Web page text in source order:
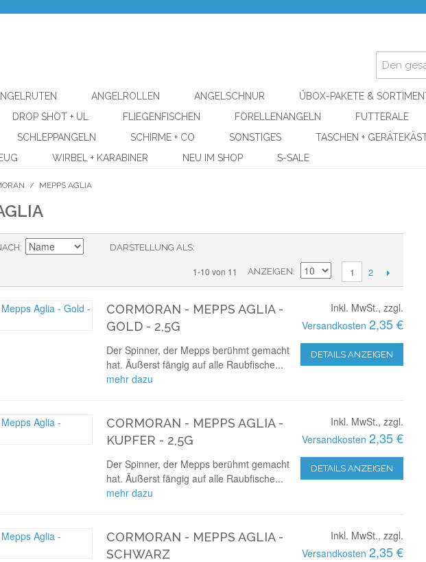
ANGELROLLEN ANGELSCHNUR ÜBOX-PAKETE &
DROP SHOT + UL FLIEGENFISCHEN FORELLENANGELN FUTTERALE
SCHLEPPANGELN SCHIRME + CO SONSTIGES
TASCHEN +
WIRBEL + KARABINER NEU IM SHOP S-SALE
/ MEPPS AGLIA
DARSTELLUNG ALS
1-10 von 11 ANZEIGEN 1 2
CORMORAN - MEPPS AGLIA -
GOLD - 2,5G
Inkl. MwSt., zzgl.
Versandkosten 2,35 €
DETAILS ANZEIGEN
Der Spinner, der Mepps berühmt gemacht
hat. Äußerst fängig auf alle Raubfische...
mehr dazu
CORMORAN - MEPPS AGLIA -
KUPFER - 2,5G
Inkl. MwSt., zzgl.
Versandkosten 2,35 €
DETAILS ANZEIGEN
Der Spinner, der Mepps berühmt gemacht
hat. Äußerst fängig auf alle Raubfische...
mehr dazu
CORMORAN - MEPPS AGLIA -
SCHWARZ
Inkl. MwSt., zzgl.
Versandkosten 2,35 €